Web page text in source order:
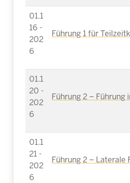
01.1
16 -
202
6
Führung 1 für
01.1
20 -
202
6
Führung 2 – Führung
01.1
21 -
202
6
Führung 2 – Laterale